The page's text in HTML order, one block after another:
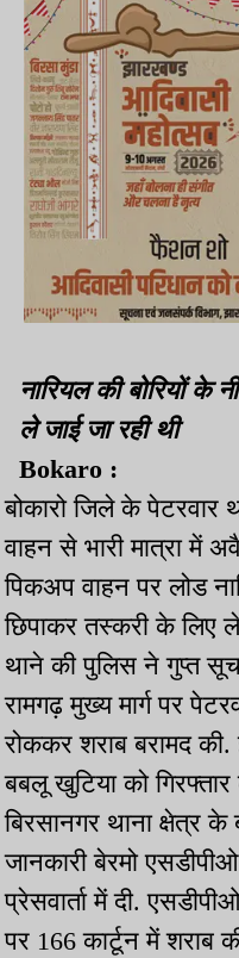
नारियल की बोरियों के
ले जाई जा रही थी
Bokaro :
बोकारो जिले के पेटरवार
वाहन से भारी मात्रा में
पिकअप वाहन पर लोड
छिपाकर तस्करी के लिए
थाने की पुलिस ने गुप्त
रामगढ़ मुख्य मार्ग पर
रोककर शराब बरामद
बबलू खुटिया को
बिरसानगर थाना क्षेत्र के
जानकारी बेरमो
प्रेसवार्ता में दी.
पर 166 कार्टून में शराब